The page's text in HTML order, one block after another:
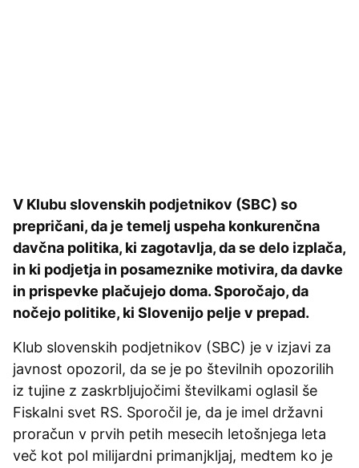
V Klubu slovenskih podjetnikov (SBC) so
prepričani, da je temelj uspeha konkurenčna
davčna politika, ki zagotavlja, da se delo izplača,
in ki podjetja in posameznike motivira, da davke
in prispevke plačujejo doma. Sporočajo, da
nočejo politike, ki Slovenijo pelje v prepad.
Klub slovenskih podjetnikov (SBC) je v izjavi za
javnost opozoril, da se je po številnih opozorilih
iz tujine z zaskrbljujočimi številkami oglasil še
Fiskalni svet RS. Sporočil je, da je imel državni
proračun v prvih petih mesecih letošnjega leta
več kot pol milijardni primanjkljaj, medtem ko je